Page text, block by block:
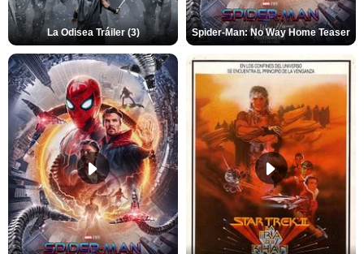
La Odisea Tráiler (3) Spider-Man: No Way Home Teaser